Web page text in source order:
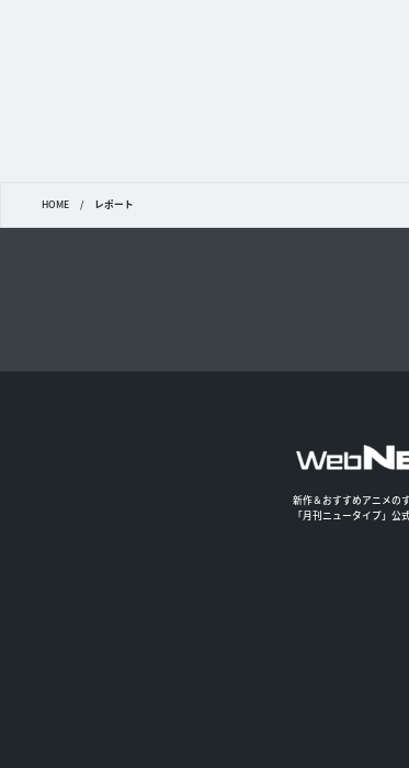
HOME / レポート
新作＆おすすめアニメの
「月刊ニュータイプ」公